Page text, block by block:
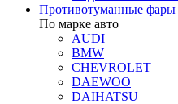
Противотуманные
По марке авто
AUDI
BMW
CHEVROLET
DAEWOO
DAIHATSU